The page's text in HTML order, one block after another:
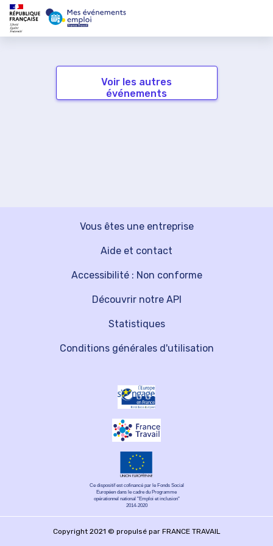
Voir les autres
événements
Vous êtes une entreprise
Découvrir notre API
Aide et contact
Statistiques
Accessibilité : Non conforme
Conditions générales d'utilisation
Ce dispositif est cofinancé par le Fonds Social
Européen dans le cadre du Programme
opérationnel national "Emploi et inclusion"
2014-2020
Copyright 2021 © propulsé par FRANCE TRAVAIL